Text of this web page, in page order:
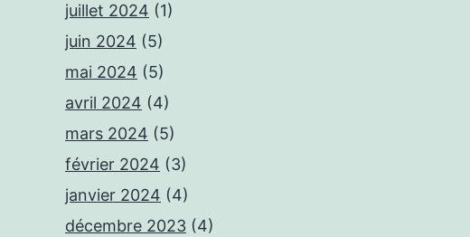
juillet 2024 (1)
juin 2024 (5)
mai 2024 (5)
avril 2024 (4)
mars 2024 (5)
février 2024 (3)
janvier 2024 (4)
décembre 2023 (4)